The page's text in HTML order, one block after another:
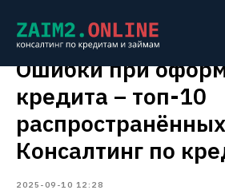
Ошибки при
кредита – топ-10
Консалтинг по
2025-09-10 12:28